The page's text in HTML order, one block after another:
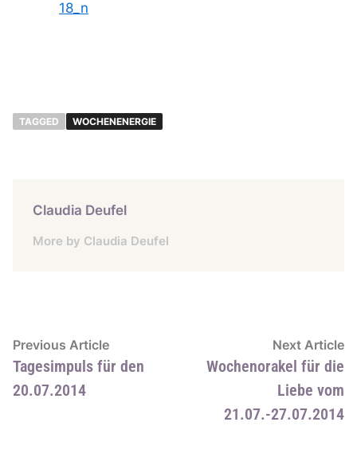
TAGGED WOCHENENERGIE
Claudia Deufel
More by Claudia Deufel
Beitragsnavigation
Previous ArticlePrevious
article:
Tagesimpuls für den
20.07.2014
Next Article
Wochenorakel für die
Liebe vom
21.07.-27.07.2014